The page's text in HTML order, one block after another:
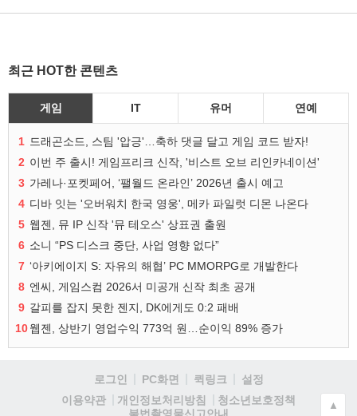
최근 HOT한 콘텐츠
게임 IT 유머 연예
1 드래곤소드, 스팀 '압긍'…축하 댓글 달고 게임 코드 받자!
2 이번 주 출시! 게임프리크 신작, '비스트 오브 리인카네이션'
3 가레나·포켓페어, ‘팰월드 온라인’ 2026년 출시 예고
4 디바 잇는 '오버워치 한국 영웅', 메카 파일럿 디몬 나온다
5 웹젠, 뮤 IP 신작 '뮤 테오스' 상표권 출원
6 소니 “PS 디스크 중단, 사업 영향 없다”
7 ‘아키에이지 S: 자유의 해협’ PC MMORPG로 개발한다
8 엔씨, 게임스컴 2026서 미공개 신작 최초 공개
9 갈피를 잡지 못한 젠지, DK에게도 0:2 패배
10웹젠, 상반기 영업수익 773억 원…순이익 89% 증가
로그인 PC화면 퀵링크
설정
이용약관
개인정보처리방침
청소년보호정책
▲